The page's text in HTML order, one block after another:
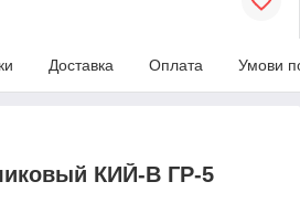
Доставка Оплата Умови
КИЙ-В ГР-5